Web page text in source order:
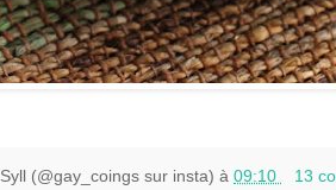
Syll (@gay_coings sur insta) à 09:10 13